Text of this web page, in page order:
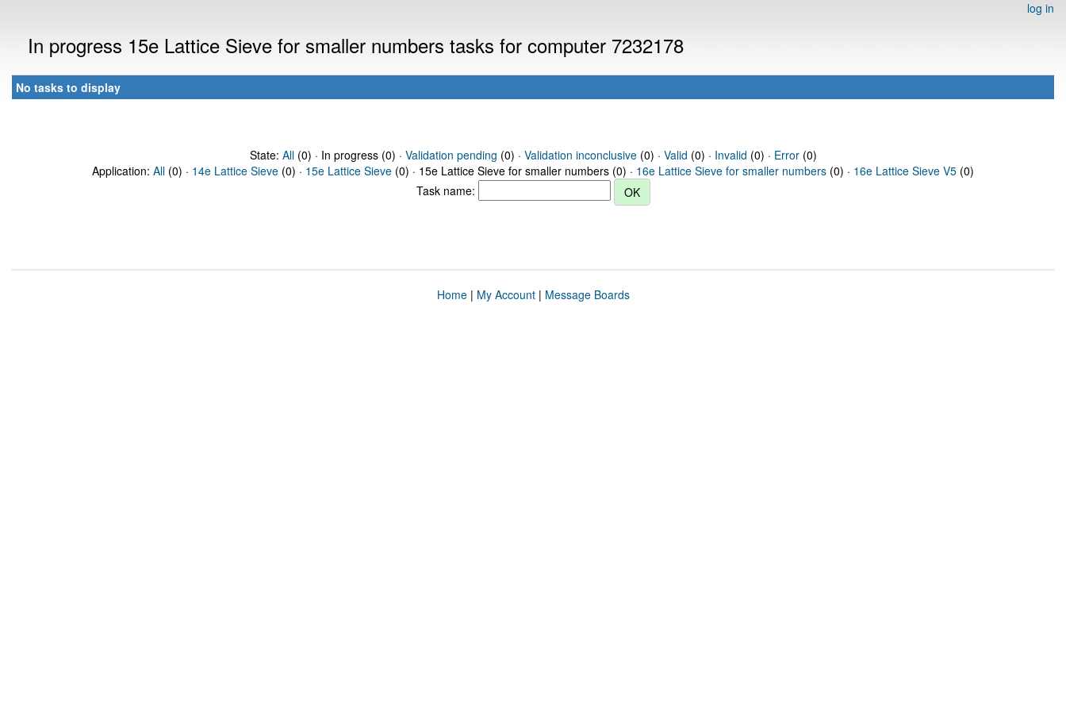
log in
In progress 15e Lattice Sieve for smaller numbers tasks for computer 7232178
No tasks to display
State: All(0) · In progress (0) · Validation pending (0) · Validation inconclusive(0) · Valid (0) · Invalid (0) · Error(0)
Application: All (0) · 14e Lattice Sieve (0) · 15e Lattice Sieve (0) · 15e Lattice Sieve for smaller numbers (0) · 16e Lattice Sieve for smaller numbers (0) · 16e Lattice Sieve V5 (0)
Task name:
Home| My Account| Message Boards